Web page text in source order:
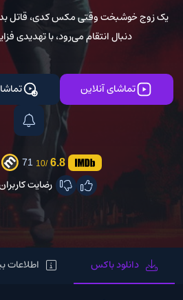
یک زوج خوشبخت وقتی مکس کدی، قاتل
دنبال انتقام می‌رود، با تهدیدی
تماشای آنلاین
6.8
/10
71
رضایت
دانلود باکس اطلاعات